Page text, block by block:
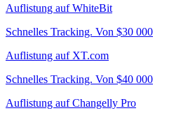
Auflistung auf WhiteBit
Schnelles Tracking. Von $30 000
Auflistung auf XT.com
Schnelles Tracking. Von $40 000
Auflistung auf Changelly Pro